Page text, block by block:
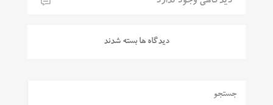
دیدگاه ها بسته شدند
جستجو